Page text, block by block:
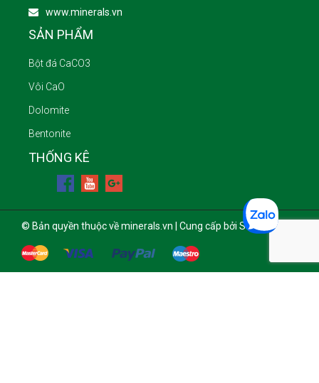
www.minerals.vn
SẢN PHẨM
Bột đá CaCO3
Vôi CaO
Dolomite
Bentonite
THỐNG KÊ
© Bản quyền thuộc về minerals.vn | Cung cấp bởi Sapo